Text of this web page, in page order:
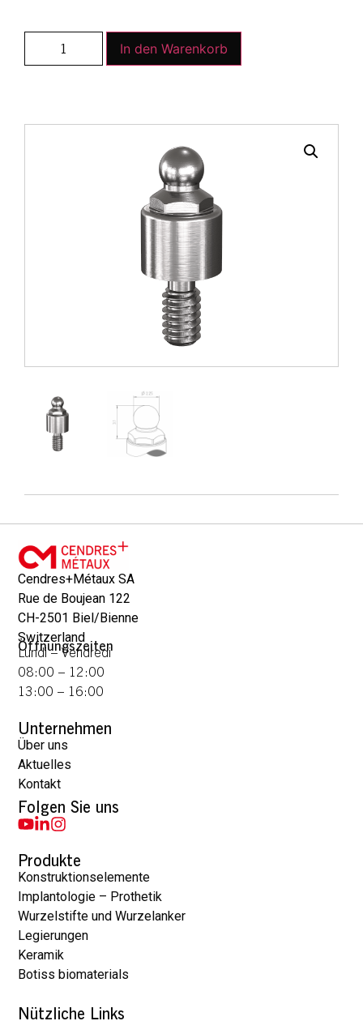
In den Warenkorb
Cendres+Métaux SA
Rue de Boujean 122
CH-2501 Biel/Bienne
Switzerland
Öffnungszeiten
Lundi – Vendredi
08:00 – 12:00
13:00 – 16:00
Unternehmen
Über uns
Aktuelles
Kontakt
Folgen Sie uns
Produkte
Konstruktionselemente
Implantologie – Prothetik
Wurzelstifte und Wurzelanker
Legierungen
Keramik
Botiss biomaterials
Nützliche Links